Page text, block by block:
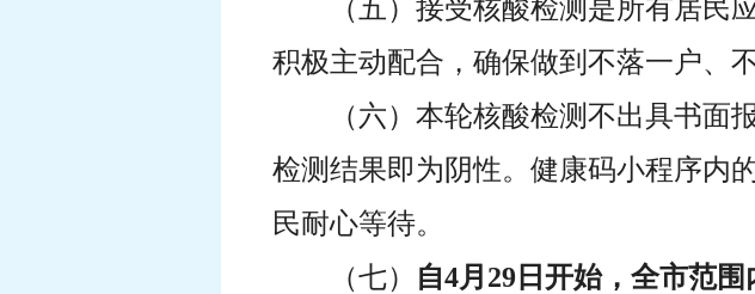
（五）接受核酸检测是所有居民
积极主动配合，确保做到不落一户、
（六）本轮核酸检测不出具书面
检测结果即为阴性。健康码小程序内
民耐心等待。
（七）
自4月29日开始，全市范